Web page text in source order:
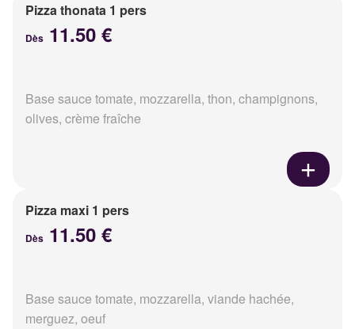
Pizza thonata 1 pers
Dès 11.50 €
Base sauce tomate, mozzarella, thon, champignons,
olives, crème fraîche
Pizza maxi 1 pers
Dès 11.50 €
Base sauce tomate, mozzarella, viande hachée,
merguez, oeuf